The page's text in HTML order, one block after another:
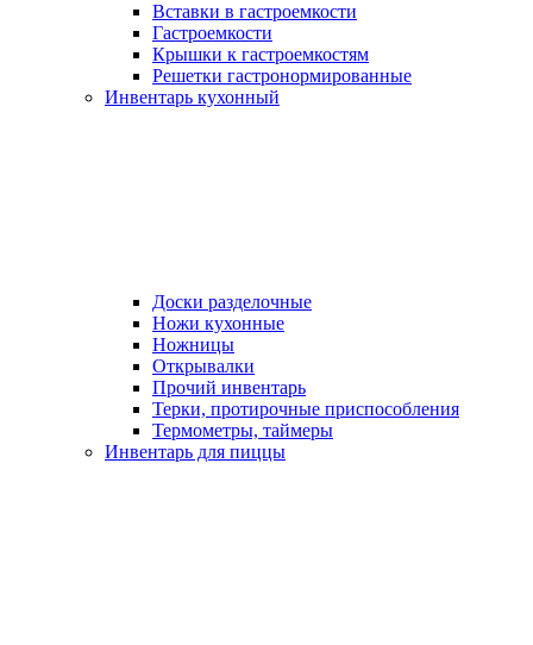
Вставки в гастроемкости
Гастроемкости
Крышки к гастроемкостям
Решетки гастронормированные
Инвентарь кухонный
Доски разделочные
Ножи кухонные
Ножницы
Открывалки
Прочий инвентарь
Терки, протирочные приспособления
Термометры, таймеры
Инвентарь для пиццы